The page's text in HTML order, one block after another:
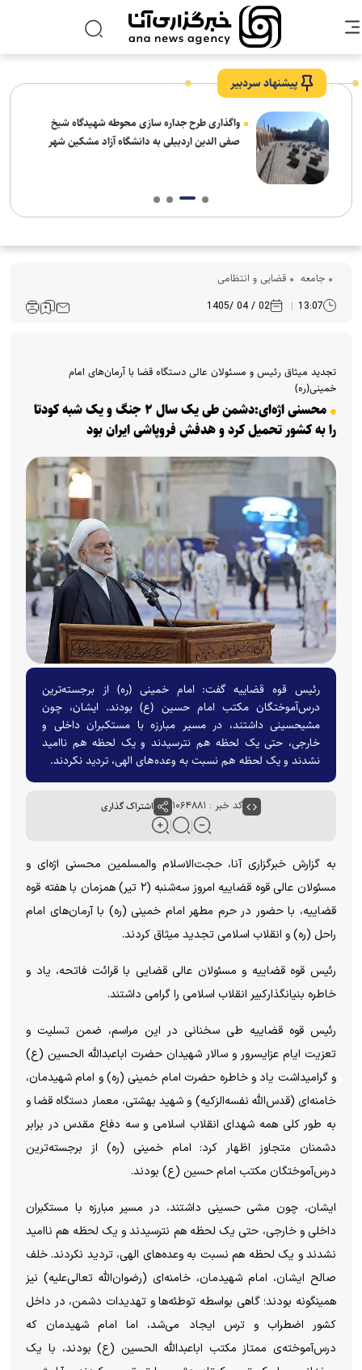
پیشنهاد سردبیر
واگذاری طرح جداره سازی محوطه شهیدگاه شیخ
صفی الدین اردبیلی به دانشگاه آزاد مشکین شهر
جامعه قضایی و انتظامی
13:07
02 / 04 /1405
تجدید میثاق رئیس و مسئولان عالی دستگاه قضا با آرمان‌های امام
خمینی(ره)
محسنی اژه‌ای:دشمن طی یک سال ۲ جنگ و یک شبه کودتا
را به کشور تحمیل کرد و هدفش فروپاشی ایران بود
رئیس قوه قضاییه گفت: امام خمینی (ره) از برجسته‌ترین
درس‌آموختگان مکتب امام حسین (ع) بودند. ایشان، چون
مشیحسینی داشتند، در مسیر مبارزه با مستکبران داخلی و
خارجی، حتی یک لحظه هم نترسیدند و یک لحظه هم ناامید
نشدند و یک لحظه هم نسبت به وعده‌های الهی، تردید نکردند.
کد خبر : ۱۰۶۴۸۸۱ اشتراک گذاری
به گزارش خبرگزاری آنا، حجت‌الاسلام والمسلمین محسنی اژه‌ای و
مسئولان عالی قوه قضاییه امروز سه‌شنبه (۲ تیر) همزمان با هفته قوه
قضاییه، با حضور در حرم مطهر امام خمینی (ره) با آرمان‌های امام
راحل (ره) و انقلاب اسلامی تجدید میثاق کردند.
رئیس قوه قضاییه و مسئولان عالی قضایی با قرائت فاتحه، یاد و
خاطره بنیانگذارکبیر انقلاب اسلامی را گرامی داشتند.
رئیس قوه قضاییه طی سخنانی در این مراسم، ضمن تسلیت و
تعزیت ایام عزایسرور و سالار شهیدان حضرت اباعبدالله الحسین (ع)
و گرامیداشت یاد و خاطره حضرت امام خمینی (ره) و امام شهیدمان،
خامنه‌ای (قدس‌الله نفسه‌الزکیه) و شهید بهشتی، معمار دستگاه قضا و
به طور کلی همه شهدای انقلاب اسلامی و سه دفاع مقدس در برابر
دشمنان متجاوز اظهار کرد: امام خمینی (ره) از برجسته‌ترین
درس‌آموختگان مکتب امام حسین (ع) بودند.
ایشان، چون مشی حسینی داشتند، در مسیر مبارزه با مستکبران
داخلی و خارجی، حتی یک لحظه هم نترسیدند و یک لحظه هم ناامید
نشدند و یک لحظه هم نسبت به وعده‌های الهی، تردید نکردند. خلف
صالح ایشان، امام شهیدمان، خامنه‌ای (رضوان‌الله تعالی‌علیه) نیز
همینگونه بودند؛ گاهی بواسطه توطئه‌ها و تهدیدات دشمن، در داخل
کشور اضطراب و ترس ایجاد می‌شد، اما امام شهیدمان که
درس‌آموخته‌ی ممتاز مکتب اباعبدالله الحسین (ع) بودند، با یک